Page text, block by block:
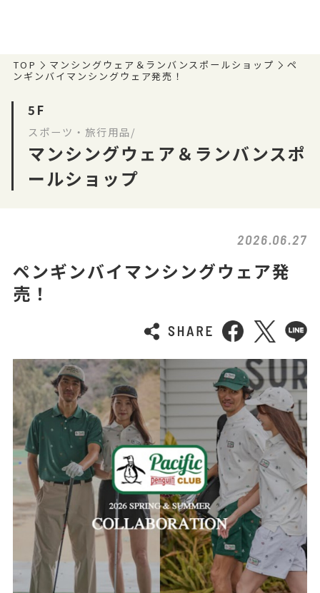
TOP マンシングウェア＆ランバンスポールショップ
ペ
ンギンバイマンシングウェア発売！
5F
スポーツ・旅行用品/
マンシングウェア＆ランバンスポ
ールショップ
2026.06.27
ペンギンバイマンシングウェア発
売！